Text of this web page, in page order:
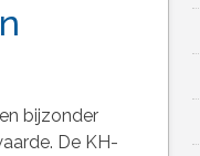
bijzonder
De KH-